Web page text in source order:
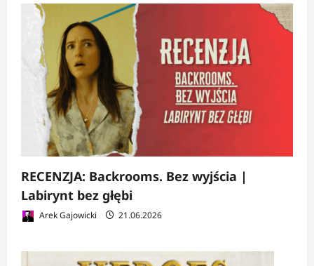
RECENZJA: Backrooms. Bez wyjścia |
Labirynt bez głębi
Arek Gajowicki 21.06.2026